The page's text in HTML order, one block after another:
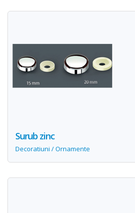
Surub zinc
Decoratiuni / Ornamente